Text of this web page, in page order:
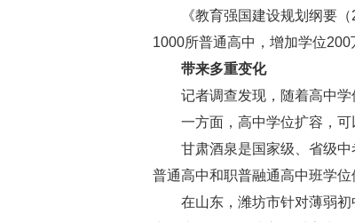
《教育强国建设规划纲要
1000所普通高中，增加学位200
带来多重变化
记者调查发现，随着高中
一方面，高中学位扩容，
甘肃酒泉是国家级、省级
普通高中和职普融通高中班学
在山东，潍坊市针对薄弱